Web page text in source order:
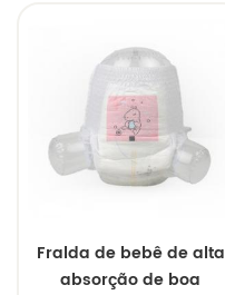
Fralda de bebê de alta
absorção de boa